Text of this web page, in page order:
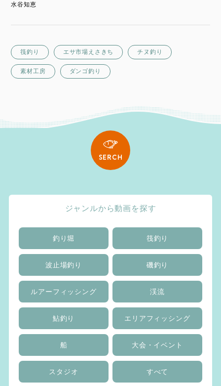
水谷知恵
筏釣り エサ市場えさきち チヌ釣り
素材工房 ダンゴ釣り
SERCH
ジャンルから動画を探す
釣り堀 筏釣り
波止場釣り 磯釣り
ルアーフィッシング 渓流
鮎釣り エリアフィッシング
船 大会・イベント
スタジオ すべて